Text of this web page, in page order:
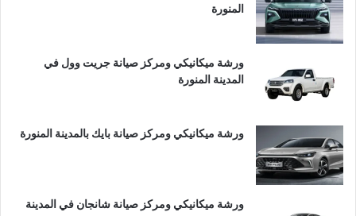
المنورة
ورشة ميكانيكي ومركز صيانة جريت وول في
المدينة المنورة
ورشة ميكانيكي ومركز صيانة بايك بالمدينة المنورة
ورشة ميكانيكي ومركز صيانة شانجان في المدينة